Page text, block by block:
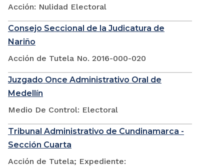
Acción: Nulidad Electoral
Consejo Seccional de la Judicatura de
Nariño
Acción de Tutela No. 2016-000-020
Juzgado Once Administrativo Oral de
Medellín
Medio De Control: Electoral
Tribunal Administrativo de Cundinamarca -
Sección Cuarta
Acción de Tutela; Expediente: